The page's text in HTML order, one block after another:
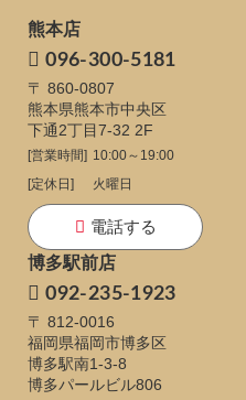
熊本店
096-300-5181
〒 860-0807
熊本県熊本市中央区
下通2丁目7-32 2F
[営業時間] 10:00～19:00
[定休日]
火曜日
電話する
博多駅前店
092-235-1923
〒 812-0016
福岡県福岡市博多区
博多駅南1-3-8
博多パールビル806